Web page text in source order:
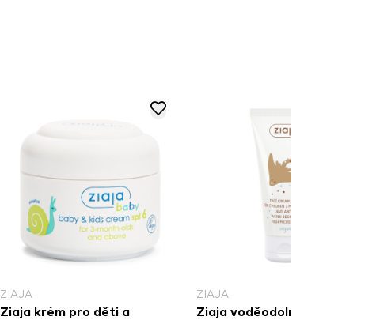
ZIAJA
Ziaja krém pro děti a
ZIAJA
Ziaja voděodolný dětský